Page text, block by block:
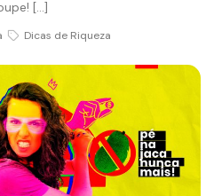
[…]
Dicas de Riqueza